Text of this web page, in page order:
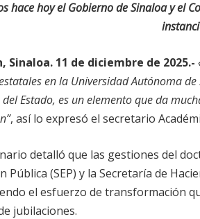
hace hoy el Gobierno de Sinaloa y el
Sinaloa. 11 de diciembre de 2025.-
en la Universidad Autónoma
del Estado, es un elemento que da
, así lo expresó el secretario
detalló que las gestiones del
Pública (SEP) y la Secretaría de
el esfuerzo de transformación
jubilaciones.